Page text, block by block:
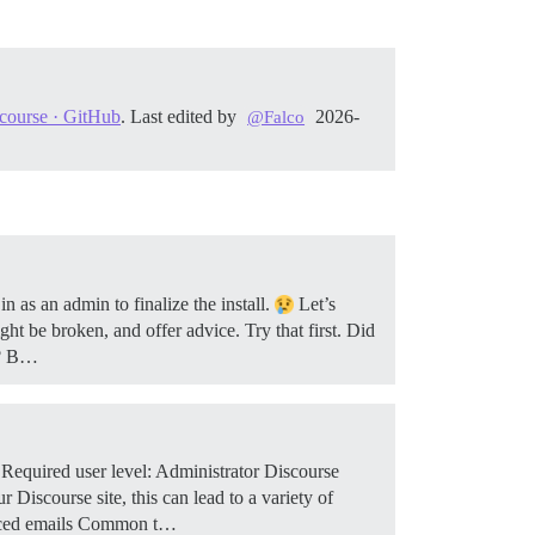
· GitHub. Last edited by @Falco
2026-
as an admin to finalize the install.
Let’s
be broken, and offer advice. Try that first. Did
B…
Required user level: Administrator Discourse
Discourse site, this can lead to a variety of
emails Common t…